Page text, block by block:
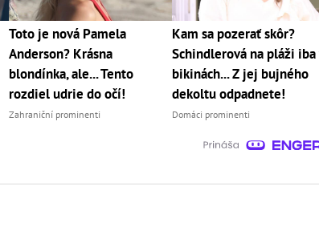
Toto je nová Pamela
Anderson? Krásna
blondínka, ale... Tento
rozdiel udrie do očí!
Zahraniční prominenti
Kam sa pozerať skôr?
Schindlerová na pláži iba
bikinách... Z jej bujného
dekoltu odpadnete!
Domáci prominenti